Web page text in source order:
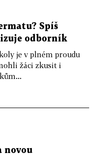
Spíš
odborník
je v plném proudu
žáci zkusit i
novou